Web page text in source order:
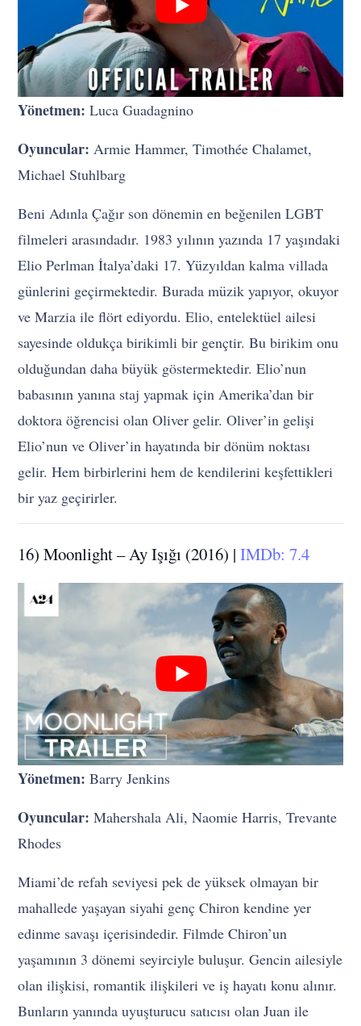
Yönetmen: Luca Guadagnino
Oyuncular: Armie Hammer, Timothée Chalamet,
Michael Stuhlbarg
Beni Adınla Çağır son dönemin en beğenilen LGBT
filmeleri arasındadır. 1983 yılının yazında 17 yaşındaki
Elio Perlman İtalya’daki 17. Yüzyıldan kalma villada
günlerini geçirmektedir. Burada müzik yapıyor, okuyor
ve Marzia ile flört ediyordu. Elio, entelektüel ailesi
sayesinde oldukça birikimli bir gençtir. Bu birikim onu
olduğundan daha büyük göstermektedir. Elio’nun
babasının yanına staj yapmak için Amerika’dan bir
doktora öğrencisi olan Oliver gelir. Oliver’in gelişi
Elio’nun ve Oliver’in hayatında bir dönüm noktası
gelir. Hem birbirlerini hem de kendilerini keşfettikleri
bir yaz geçirirler.
16) Moonlight – Ay Işığı (2016) |IMDb: 7.4
Yönetmen: Barry Jenkins
Oyuncular: Mahershala Ali, Naomie Harris, Trevante
Rhodes
Miami’de refah seviyesi pek de yüksek olmayan bir
mahallede yaşayan siyahi genç Chiron kendine yer
edinme savaşı içerisindedir. Filmde Chiron’un
yaşamının 3 dönemi seyirciyle buluşur. Gencin ailesiyle
olan ilişkisi, romantik ilişkileri ve iş hayatı konu alınır.
Bunların yanında uyuşturucu satıcısı olan Juan ile